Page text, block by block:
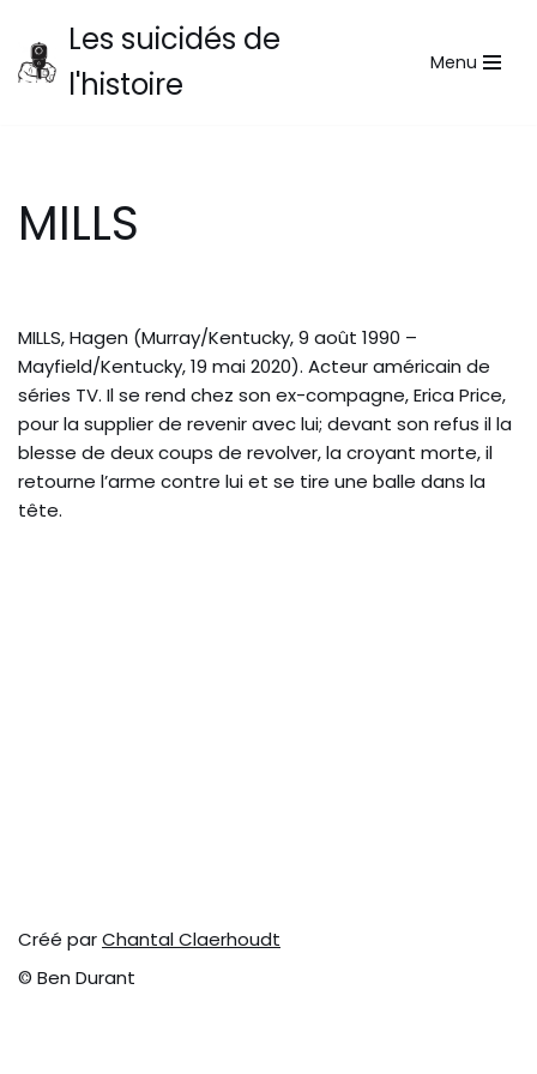
Aller
Les suicidés de
l'histoire
Menu
MILLS
MILLS, Hagen (Murray/Kentucky, 9 août 1990 –
Mayfield/Kentucky, 19 mai 2020). Acteur américain de
séries TV. Il se rend chez son ex-compagne, Erica Price,
pour la supplier de revenir avec lui; devant son refus il la
blesse de deux coups de revolver, la croyant morte, il
retourne l’arme contre lui et se tire une balle dans la
tête.
Créé parChantal Claerhoudt
© Ben Durant